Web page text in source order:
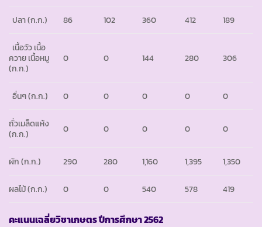
ปลา(ก.ก.) 86 102 360 412 189
เนื้อวัว เนื้อ
ควาย เนื้อหมู
(ก.ก.)
0 0 144 280 306
อื่นๆ(ก.ก.) 0 0 0 0 0
ถั่วเมล็ดแห้ง
(ก.ก.)
0 0 0 0 0
ผัก(ก.ก.) 290 280 1,160 1,395 1,350
ผลไม้(ก.ก.) 0 0 540 578 419
คะแนนเฉลี่ยวิชาเกษตร ปีการศึกษา 2562